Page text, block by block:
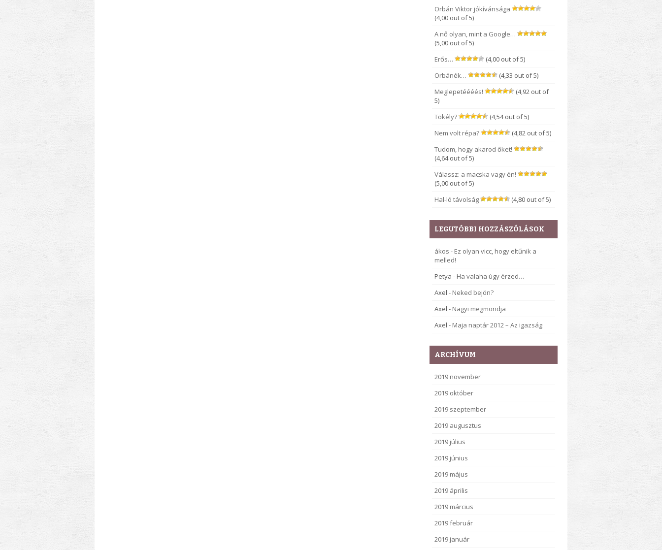
Orbán Viktor jókívánsága
(4,00 out of 5)
A nő olyan, mint a Google…
(5,00 out of 5)
Erős…
(4,00 out of 5)
Orbánék…
(4,33 out of 5)
Meglepetéééés!
(4,92 out of
5)
Tökély?
(4,54 out of 5)
Nem volt répa?
(4,82 out of 5)
Tudom, hogy akarod őket!
(4,64 out of 5)
Válassz: a macska vagy én!
(5,00 out of 5)
Hal-ló távolság
(4,80 out of 5)
LEGUTÓBBI HOZZÁSZÓLÁSOK
ákos - Ez olyan vicc, hogy eltűnik a
melled!
Petya - Ha valaha úgy érzed…
Axel - Neked bejön?
Axel - Nagyi megmondja
Axel - Maja naptár 2012 – Az igazság
ARCHÍVUM
2019 november
2019 október
2019 szeptember
2019 augusztus
2019 július
2019 június
2019 május
2019 április
2019 március
2019 február
2019 január